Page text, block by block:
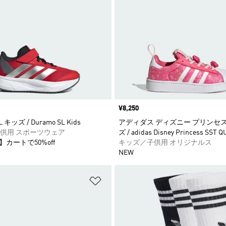
キッズ / Duramo SL Kids
用 スポーツウェア
カートで50%off
価格
¥8,250
アディダス ディズニー プリンセ
ズ / adidas Disney Princess SST
キッズ／子供用 オリジナルス
NEW
ほしいものリストに追加